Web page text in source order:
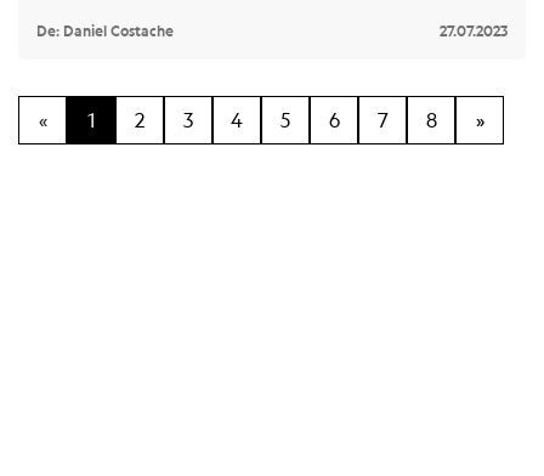
De: Daniel Costache 27.07.2023
« 1 2 3 4 5 6 7 8 »